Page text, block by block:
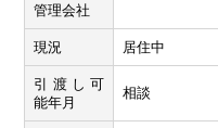
管理会社
現況 居住中
引渡し可
能年月
相談